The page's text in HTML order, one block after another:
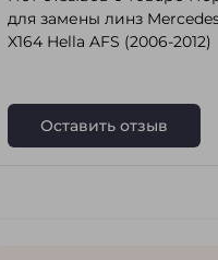
для замены линз
X164 Hella AFS (2006-2012)
Оставить отзыв